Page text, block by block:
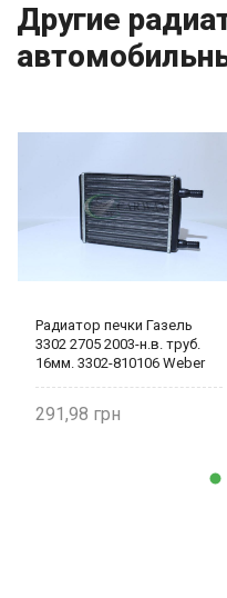
Другие
Радиатор печки Газель
3302 2705 2003-н.в. труб.
16мм. 3302-810106 Weber
291,98